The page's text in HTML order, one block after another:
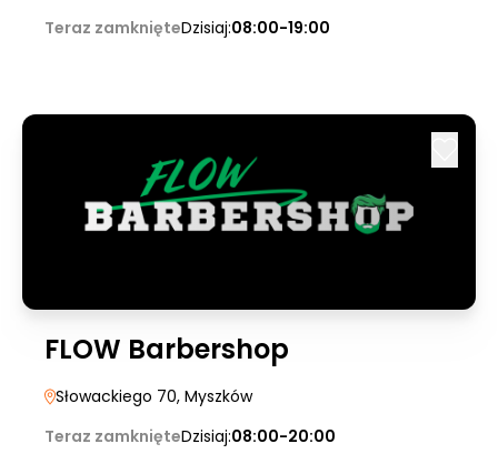
Teraz zamknięteDzisiaj:08:00-19:00
FLOW Barbershop
Słowackiego 70, Myszków
Teraz zamknięteDzisiaj:08:00-20:00